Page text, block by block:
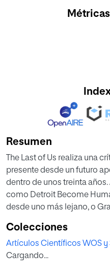
Resumen
The Last of Us realiza una
presente desde un futuro
dentro de unos treinta años. A diferencia de videojuegos
como Detroit Become Human, que critican nuestro futuro
desde uno más lejano, o
pero siendo también
Dog habla de nuestro hoy
todo ha salido mal. Para
Colecciones
Artículos Científicos WOS y
Cargando...